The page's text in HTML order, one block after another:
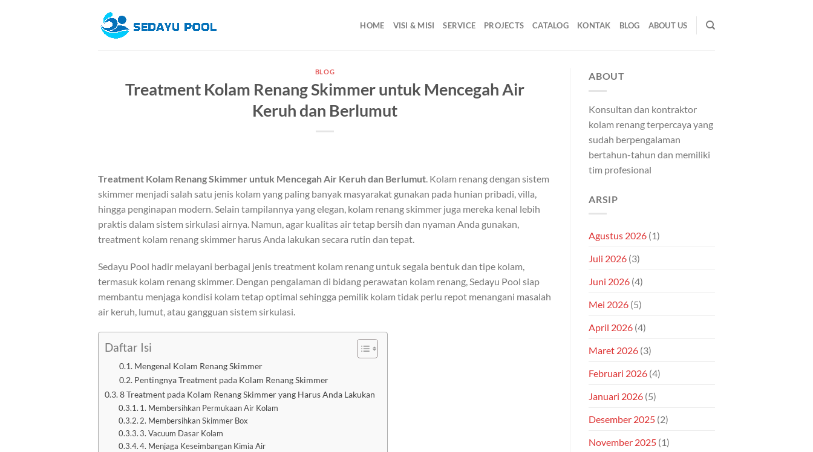
HOME VISI & MISI SERVICE PROJECTS CATALOG KONTAK BLOG ABOUT US
BLOG
Treatment Kolam Renang Skimmer untuk Mencegah Air
Keruh dan Berlumut
Treatment Kolam Renang Skimmer untuk Mencegah Air Keruh dan Berlumut . Kolam renang dengan sistem
skimmer menjadi salah satu jenis kolam yang paling banyak masyarakat gunakan pada hunian pribadi, villa,
hingga penginapan modern. Selain tampilannya yang elegan, kolam renang skimmer juga mereka kenal lebih
praktis dalam sistem sirkulasi airnya. Namun, agar kualitas air tetap bersih dan nyaman Anda gunakan,
treatment kolam renang skimmer harus Anda lakukan secara rutin dan tepat.
Sedayu Pool hadir melayani berbagai jenis treatment kolam renang untuk segala bentuk dan tipe kolam,
termasuk kolam renang skimmer. Dengan pengalaman di bidang perawatan kolam renang, Sedayu Pool siap
membantu menjaga kondisi kolam tetap optimal sehingga pemilik kolam tidak perlu repot menangani masalah
air keruh, lumut, atau gangguan sistem sirkulasi.
Daftar Isi
Mengenal Kolam Renang Skimmer
Pentingnya Treatment pada Kolam Renang Skimmer
8 Treatment pada Kolam Renang Skimmer yang Harus Anda Lakukan
1. Membersihkan Permukaan Air Kolam
2. Membersihkan Skimmer Box
3. Vacuum Dasar Kolam
4. Menjaga Keseimbangan Kimia Air
ABOUT
Konsultan dan kontraktor
kolam renang terpercaya yang
sudah berpengalaman
bertahun-tahun dan memiliki
tim profesional
ARSIP
Agustus 2026 (1)
Juli 2026 (3)
Juni 2026 (4)
Mei 2026 (5)
April 2026 (4)
Maret 2026 (3)
Februari 2026 (4)
Januari 2026 (5)
Desember 2025 (2)
November 2025 (1)